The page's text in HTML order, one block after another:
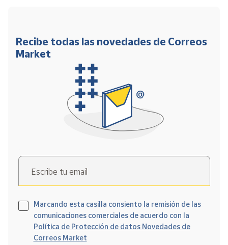
Recibe todas las novedades de Correos
Market
Escribe tu email
Marcando esta casilla consiento la remisión de las
comunicaciones comerciales de acuerdo con la
Política de Protección de datos Novedades de
Correos Market